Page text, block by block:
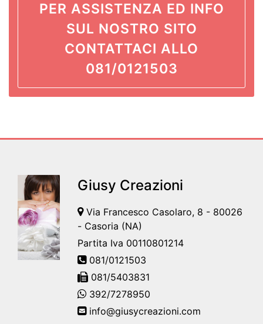
PER ASSISTENZA ED INFO
SUL NOSTRO SITO
CONTATTACI ALLO
081/0121503
Giusy Creazioni
Via Francesco Casolaro, 8 - 80026
- Casoria (NA)
Partita Iva 00110801214
081/0121503
081/5403831
392/7278950
info@giusycreazioni.com